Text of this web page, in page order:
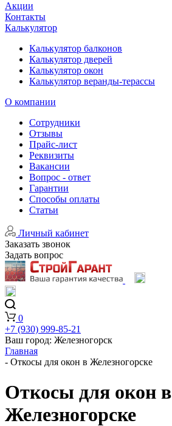
Акции
Контакты
Калькулятор
Калькулятор балконов
Калькулятор дверей
Калькулятор окон
Калькулятор веранды-терассы
О компании
Сотрудники
Отзывы
Прайс-лист
Реквизиты
Вакансии
Вопрос - ответ
Гарантии
Способы оплаты
Статьи
Личный кабинет
Заказать звонок
Задать вопрос
0
+7 (930) 999-85-21
Ваш город: Железногорск
Главная
- Откосы для окон в Железногорске
Откосы для окон в
Железногорске